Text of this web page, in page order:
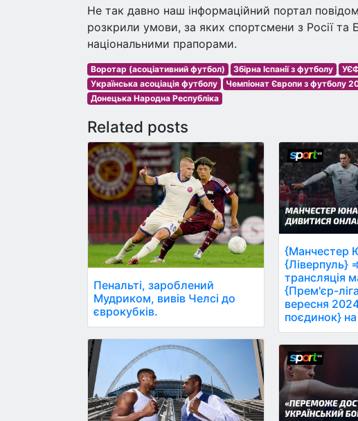
Не так давно наш інформаційний портал
розкрили умови, за яких спортсмени з Росії та
національними прапорами.
Воротар (асоціативний футбол) Збірна Іспанії з футболу
Українська асоціація футболу
Чемпіонат Європи з футболу
Донецька Народна Республіка
Related posts
Пенальті, зароблений
Мудриком, вивів Челсі до
єврокубків.
{Манчестер
{Ліверпуль}
трансляція
{Прем'єр-
вересня
поєдинок}